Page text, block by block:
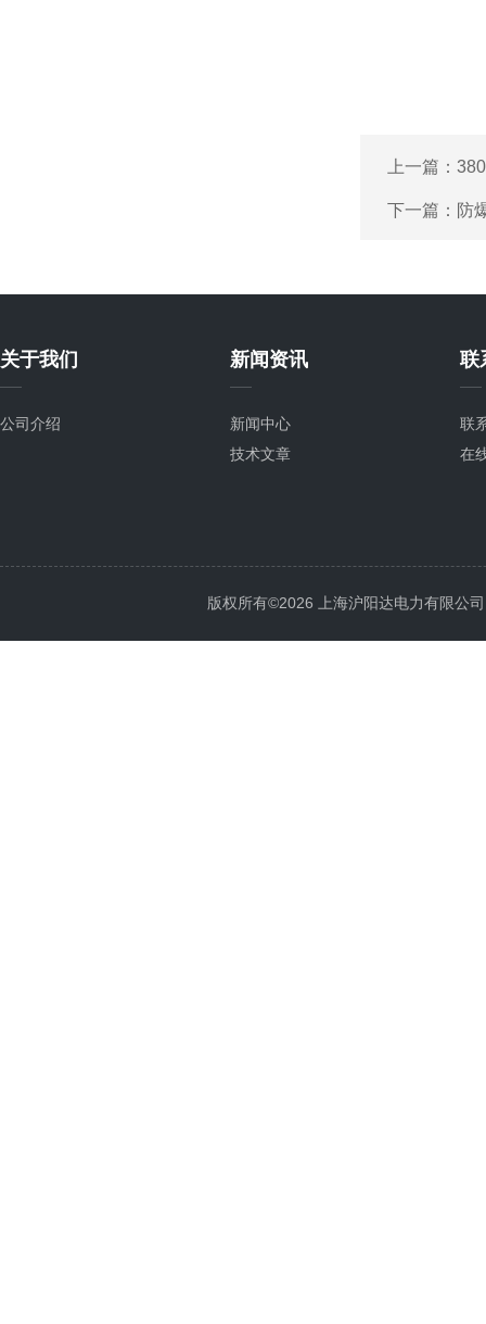
上一篇：
下一篇： 防
关于我们
公司介绍
新闻资讯
新闻中心
技术文章
联
联
在
版权所有©2026 上海沪阳达电力有限公